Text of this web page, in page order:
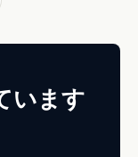
からの直接連
います